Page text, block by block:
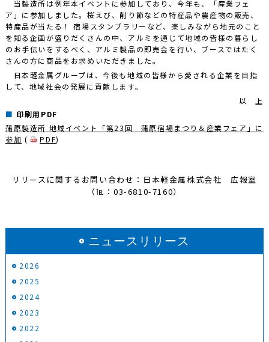
当製造所は例年本イベントに参加しており、今年も、「産業フェ
ア」に参加しました。桜えび、削り節などの特産品や農産物の販売、
特産品が当たる！ 宿場スタンプラリーなど、楽しみながら地元のこと
を知る企画が盛りだくさんの中、アルミを通じて地域の皆様の暮らし
のお手伝いをするべく、アルミ製品の即売会を行い、ブースではたく
さんの方に商品をお求めいただきました。
日本軽金属グループは、今後も地域の皆様から愛される企業を目指
して、地域社会の発展に貢献します。
以 上
印刷用PDF
蒲原製造所 地域イベント「第23回 蒲原宿場まつり＆産業フェア」に
参加 ( PDF)
リリースに関するお問い合わせ：日本軽金属株式会社 広報室
（℡：03-6810-7160）
ニュースリリース
2026
2025
2024
2023
2022